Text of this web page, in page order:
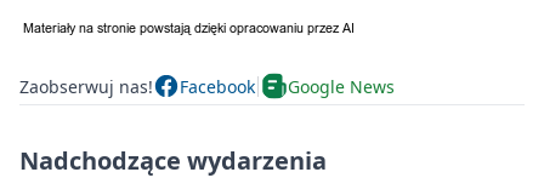
Zaobserwuj nas! Facebook Google News
Nadchodzące wydarzenia